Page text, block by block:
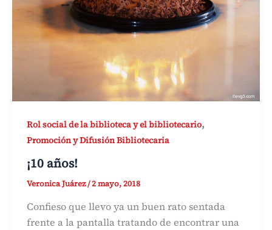
Rol social de la biblioteca y el bibliotecario,
Promoción y Difusión Bibliotecaria
¡10 años!
Veronica Juárez/2 mayo, 2018
Confieso que llevo ya un buen rato sentada
frente a la pantalla tratando de encontrar una